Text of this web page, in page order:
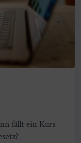
fällt ein Kurs